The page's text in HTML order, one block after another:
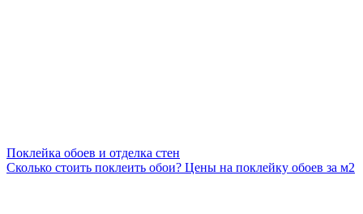
Поклейка обоев и отделка стен
Сколько стоить поклеить обои? Цены на поклейку обоев за м2